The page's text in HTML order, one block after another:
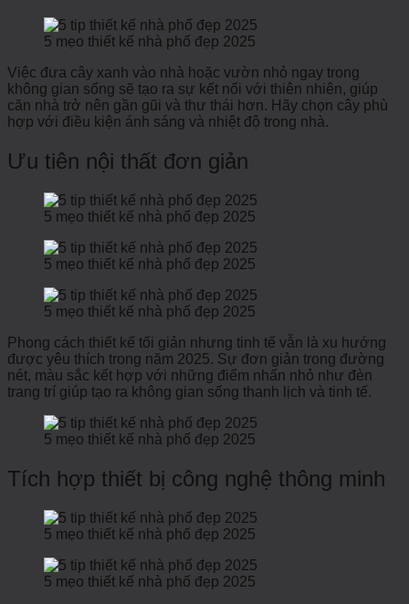
5 mẹo thiết kế nhà phố đẹp 2025
Việc đưa cây xanh vào nhà hoặc vườn nhỏ ngay trong
không gian sống sẽ tạo ra sự kết nối với thiên nhiên, giúp
căn nhà trở nên gần gũi và thư thái hơn. Hãy chọn cây phù
hợp với điều kiện ánh sáng và nhiệt độ trong nhà.
Ưu tiên nội thất đơn giản
5 mẹo thiết kế nhà phố đẹp 2025
5 mẹo thiết kế nhà phố đẹp 2025
5 mẹo thiết kế nhà phố đẹp 2025
Phong cách thiết kế tối giản nhưng tinh tế vẫn là xu hướng
được yêu thích trong năm 2025. Sự đơn giản trong đường
nét, màu sắc kết hợp với những điểm nhấn nhỏ như đèn
trang trí giúp tạo ra không gian sống thanh lịch và tinh tế.
5 mẹo thiết kế nhà phố đẹp 2025
Tích hợp thiết bị công nghệ thông minh
5 mẹo thiết kế nhà phố đẹp 2025
5 mẹo thiết kế nhà phố đẹp 2025